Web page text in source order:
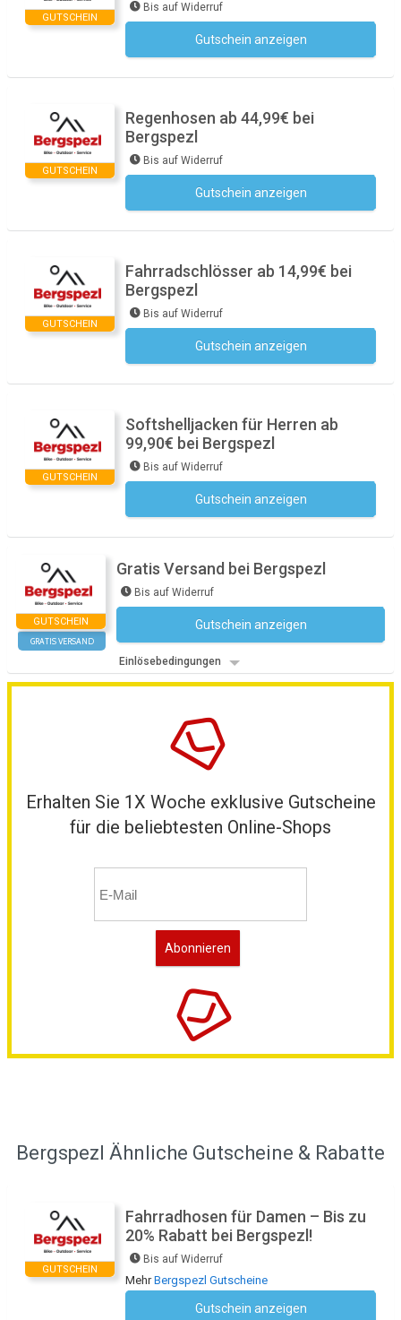
GUTSCHEIN
Bis auf Widerruf
Gutschein anzeigen
GUTSCHEIN
Regenhosen ab 44,99€ bei
Bergspezl
Bis auf Widerruf
Gutschein anzeigen
GUTSCHEIN
Fahrradschlösser ab 14,99€ bei
Bergspezl
Bis auf Widerruf
Gutschein anzeigen
GUTSCHEIN
Softshelljacken für Herren ab
99,90€ bei Bergspezl
Bis auf Widerruf
Gutschein anzeigen
GUTSCHEIN
GRATIS VERSAND
Gratis Versand bei Bergspezl
Bis auf Widerruf
Gutschein anzeigen
Einlösebedingungen
Erhalten Sie 1X Woche exklusive Gutscheine
für die beliebtesten Online-Shops
Bergspezl Ähnliche Gutscheine & Rabatte
GUTSCHEIN
Fahrradhosen für Damen – Bis zu
20% Rabatt bei Bergspezl!
Bis auf Widerruf
MehrBergspezl Gutscheine
Gutschein anzeigen